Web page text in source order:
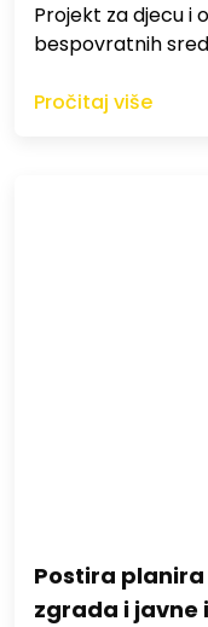
Projekt za djecu i
bespovratnih
Pročitaj više
Postira
zgrada i